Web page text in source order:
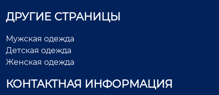
ДРУГИЕ СТРАНИЦЫ
Мужская одежда
Детская одежда
Женская одежда
КОНТАКТНАЯ ИНФОРМАЦИЯ